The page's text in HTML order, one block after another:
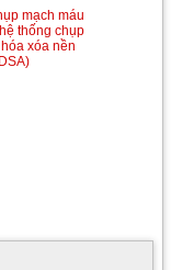
mạch máu
thống chụp
xóa nền